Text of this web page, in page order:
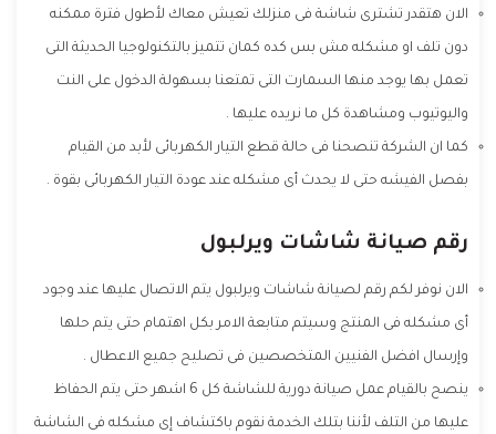
الان هتقدر تشترى شاشة فى منزلك تعيش معاك لأطول فترة ممكنه
دون تلف او مشكله مش بس كده كمان تتميز بالتكنولوجيا الحديثة التى
تعمل بها يوجد منها السمارت التى تمتعنا بسهولة الدخول على النت
واليوتيوب ومشاهدة كل ما نريده عليها .
كما ان الشركة تنصحنا فى حالة قطع التيار الكهربائى لأبد من القيام
بفصل الفيشه حتى لا يحدث أى مشكله عند عودة التيار الكهربائى بقوة .
رقم صيانة شاشات ويرلبول
الان نوفر لكم رقم لصيانة شاشات ويرلبول يتم الاتصال عليها عند وجود
أى مشكله فى المنتج وسيتم متابعة الامر بكل اهتمام حتى يتم حلها
وإرسال افضل الفنيين المتخصصين فى تصليح جميع الاعطال .
ينصح بالقيام عمل صيانة دورية للشاشة كل 6 اشهر حتى يتم الحفاظ
عليها من التلف لأننا بتلك الخدمة نقوم باكتشاف إى مشكله فى الشاشة